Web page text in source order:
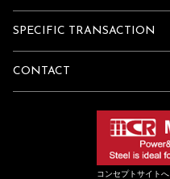
SPECIFIC TRANSACTION
CONTACT
コンセプトサイトへ